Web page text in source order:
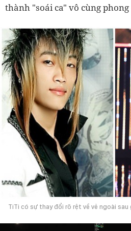
thành "soái ca" vô cùng phong
TiTi có sự thay đổi rõ rệt về vẻ ngoài sau